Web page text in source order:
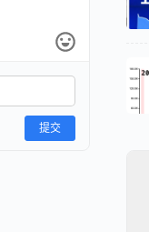
提交